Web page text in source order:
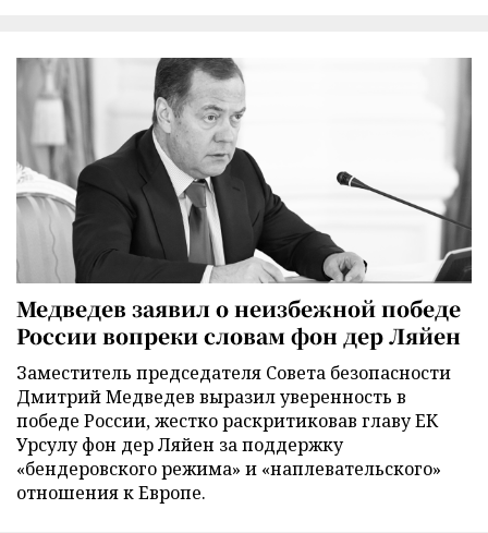
Медведев заявил о неизбежной победе
России вопреки словам фон дер Ляйен
Заместитель председателя Совета безопасности
Дмитрий Медведев выразил уверенность в
победе России, жестко раскритиковав главу ЕК
Урсулу фон дер Ляйен за поддержку
«бендеровского режима» и «наплевательского»
отношения к Европе.